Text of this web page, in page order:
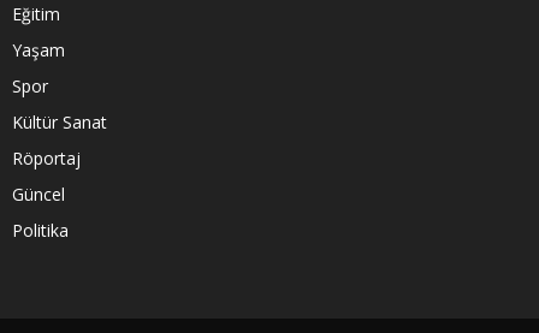
Eğitim
Yaşam
Spor
Kültür Sanat
Röportaj
Güncel
Politika